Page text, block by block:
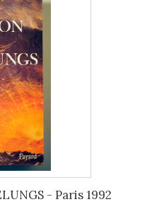
- Paris 1992